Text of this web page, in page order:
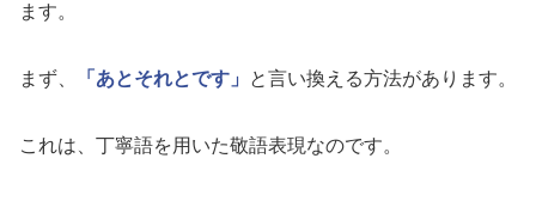
ます。
まず、 「あとそれとです」 と言い換える方法があります。
これは、丁寧語を用いた敬語表現なのです。